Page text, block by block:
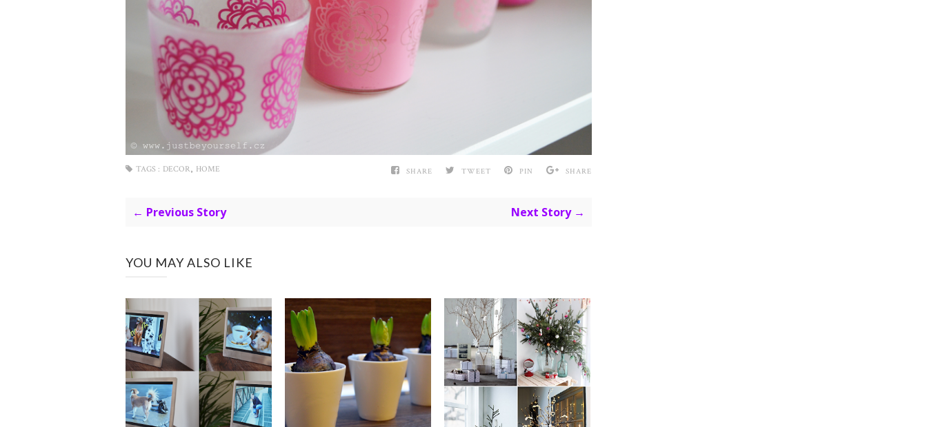
SHARE TWEET PIN SHARE
TAGS : DECOR HOME
← Previous Story Next Story →
YOU MAY ALSO LIKE